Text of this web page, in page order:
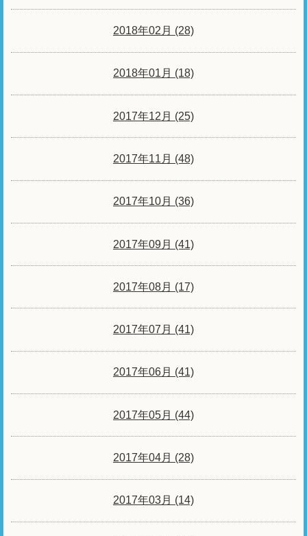
2018年02月 (28)
2018年01月 (18)
2017年12月 (25)
2017年11月 (48)
2017年10月 (36)
2017年09月 (41)
2017年08月 (17)
2017年07月 (41)
2017年06月 (41)
2017年05月 (44)
2017年04月 (28)
2017年03月 (14)